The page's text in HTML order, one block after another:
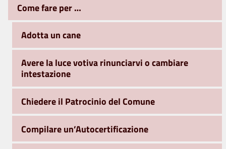
Come fare per …
Adotta un cane
Avere la luce votiva rinunciarvi o cambiare
intestazione
Chiedere il Patrocinio del Comune
Compilare un’Autocertificazione